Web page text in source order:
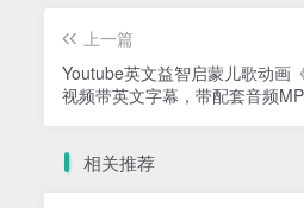
上一篇
Youtube英文益智启蒙儿歌动画
视频带英文字幕，带配套音频
相关推荐